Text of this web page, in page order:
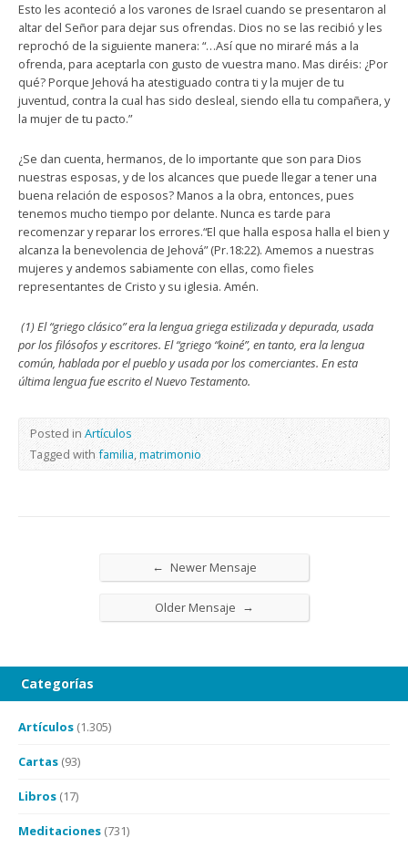
Esto les aconteció a los varones de Israel cuando se presentaron al
altar del Señor para dejar sus ofrendas. Dios no se las recibió y les
reprochó de la siguiente manera: “…Así que no miraré más a la
ofrenda, para aceptarla con gusto de vuestra mano. Mas diréis: ¿Por
qué? Porque Jehová ha atestiguado contra ti y la mujer de tu
juventud, contra la cual has sido desleal, siendo ella tu compañera, y
la mujer de tu pacto.”
¿Se dan cuenta, hermanos, de lo importante que son para Dios
nuestras esposas, y de los alcances que puede llegar a tener una
buena relación de esposos? Manos a la obra, entonces, pues
tenemos mucho tiempo por delante. Nunca es tarde para
recomenzar y reparar los errores.“El que halla esposa halla el bien y
alcanza la benevolencia de Jehová” (Pr.18:22). Amemos a nuestras
mujeres y andemos sabiamente con ellas, como fieles
representantes de Cristo y su iglesia. Amén.
(1) El “griego clásico” era la lengua griega estilizada y depurada, usada
por los filósofos y escritores. El “griego “koiné”, en tanto, era la lengua
común, hablada por el pueblo y usada por los comerciantes. En esta
última lengua fue escrito el Nuevo Testamento.
Posted in Artículos
Tagged withfamilia,matrimonio
← Newer Mensaje
Older Mensaje →
Categorías
Artículos (1.305)
Cartas (93)
Libros (17)
Meditaciones (731)